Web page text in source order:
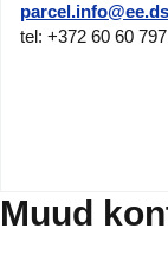
tel: +372 60 60 797
Muud